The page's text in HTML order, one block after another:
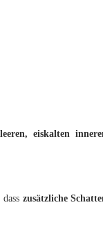
eiskalten
zusätzliche